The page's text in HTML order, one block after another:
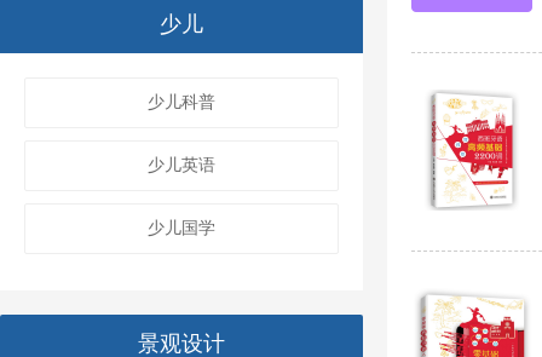
少儿
少儿科普
少儿英语
少儿国学
景观设计